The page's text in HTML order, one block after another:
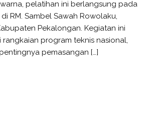
VIVO®
Lite
Gelar
Pelatihan
Aplikator
pelatihan ini berlangsung pada
RM. Sambel Sawah Rowolaku,
Pekalongan. Kegiatan ini
program teknis nasional,
pemasangan […]